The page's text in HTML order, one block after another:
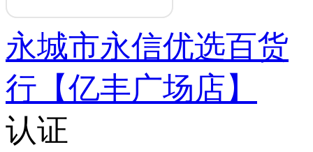
永城市永信优选百货
行【亿丰广场店】
认证